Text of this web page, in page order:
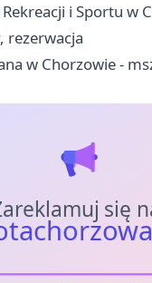
i Sportu w
rezerwacja
w Chorzowie -
się